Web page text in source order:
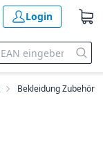
Login
Bekleidung Zubehör